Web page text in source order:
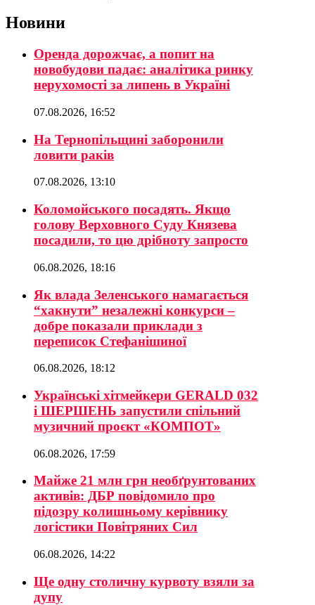
Новини
Оренда дорожчає, а попит на
новобудови падає: аналітика ринку
нерухомості за липень в Україні
07.08.2026, 16:52
На Тернопільщині заборонили
ловити раків
07.08.2026, 13:10
Коломойського посадять. Якщо
голову Верховного Суду Князева
посадили, то цю дрібноту запросто
06.08.2026, 18:16
Як влада Зеленського намагається
“хакнути” незалежні конкурси –
добре показали приклади з
переписок Стефанішиної
06.08.2026, 18:12
Українські хітмейкери GERALD 032
і ШЕРШЕНЬ запустили спільний
музичний проєкт «КОМПОТ»
06.08.2026, 17:59
Майже 21 млн грн необґрунтованих
активів: ДБР повідомило про
підозру колишньому керівнику
логістики Повітряних Сил
06.08.2026, 14:22
Ще одну столичну курвоту взяли за
дупу